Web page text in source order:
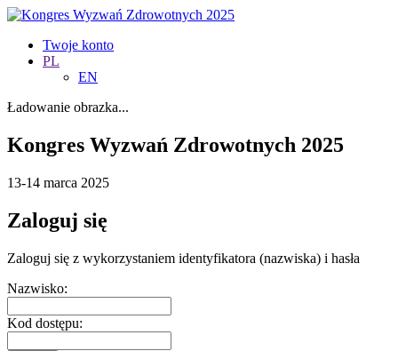
Twoje konto
PL
EN
Ładowanie obrazka...
Kongres Wyzwań Zdrowotnych 2025
13-14 marca 2025
Zaloguj się
Zaloguj się z wykorzystaniem identyfikatora (nazwiska) i hasła
Nazwisko:
Kod dostępu: